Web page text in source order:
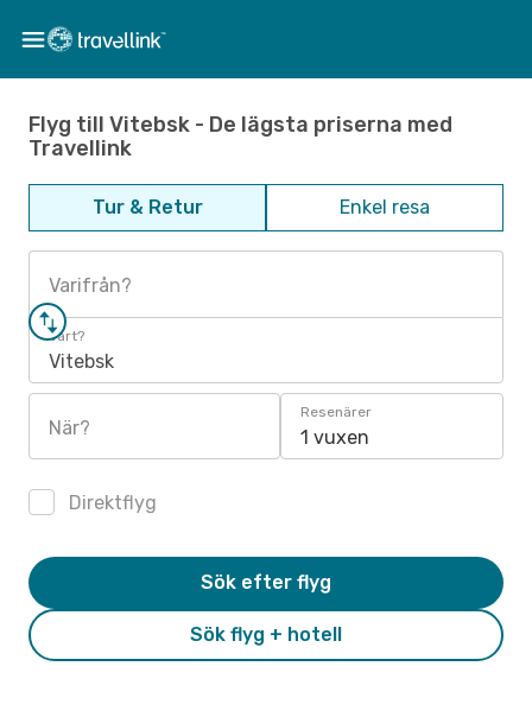
Flyg till Vitebsk - De lägsta priserna med
Travellink
Tur & Retur Enkel resa
Varifrån?
Vart?
Vitebsk
När?
Resenärer
1 vuxen
Direktflyg
Sök flyg + hotell
Sök efter flyg